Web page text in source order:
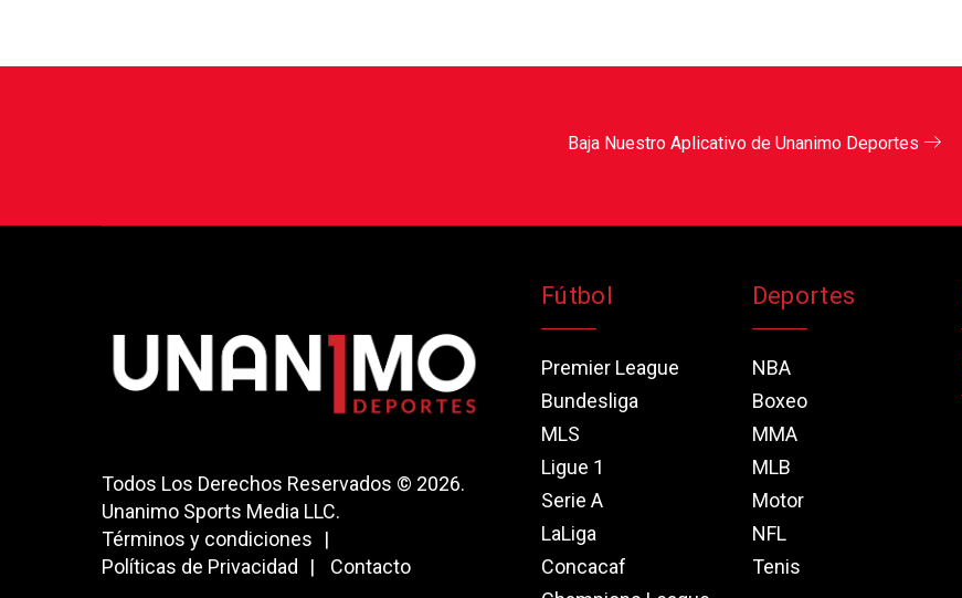
Baja Nuestro Aplicativo de Unanimo Deportes
Todos Los Derechos Reservados © 2026.
Unanimo Sports Media LLC.
Términos y condiciones
Políticas de Privacidad
Contacto
Fútbol
Premier League
Bundesliga
MLS
Ligue 1
Serie A
LaLiga
Concacaf
Deportes
NBA
Boxeo
MMA
MLB
Motor
NFL
Tenis